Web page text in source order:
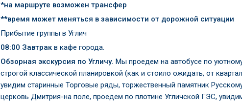
*на маршруте возможен трансфер
**время может меняться в зависимости от дорожной ситуации
Прибытие группы в Углич
08:00 Завтрак в кафе города.
Обзорная экскурсия по Угличу. Мы проедем на автобусе по
строгой классической планировкой (как и стоило ожидать, от
увидим старинные Торговые ряды, торжественный памятник
церковь Дмитрия-на поле, проедем по плотине Угличской ГЭС,